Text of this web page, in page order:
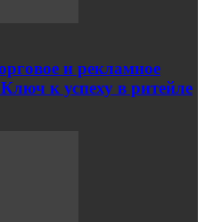
и рекламное
к успеху в ритейле